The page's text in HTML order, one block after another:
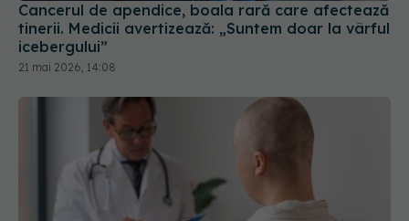
Cancerul de apendice, boala rară care afectează
tinerii. Medicii avertizează: „Suntem doar la vârful
icebergului”
21 mai 2026, 14:08